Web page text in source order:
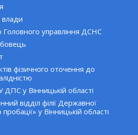
влади
Головного управління ДСНС
фізичного оточення до
ДПС у Вінницькій області
відділ філії Державної
у Вінницькій області